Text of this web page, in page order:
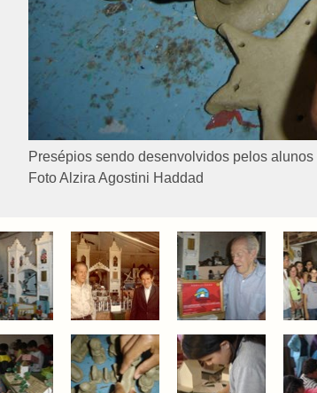
Presépios sendo desenvolvidos pelos alunos
Foto Alzira Agostini Haddad